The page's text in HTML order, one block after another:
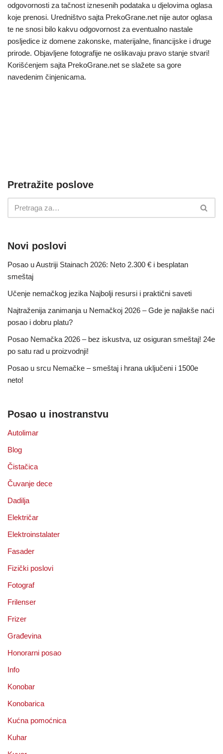
odgovornosti za tačnost iznesenih podataka u djelovima oglasa
koje prenosi. Uredništvo sajta PrekoGrane.net nije autor oglasa
te ne snosi bilo kakvu odgovornost za eventualno nastale
posljedice iz domene zakonske, materijalne, financijske i druge
prirode. Objavljene fotografije ne oslikavaju pravo stanje stvari!
Korišćenjem sajta PrekoGrane.net se slažete sa gore
navedenim činjenicama.
Pretražite poslove
Novi poslovi
Posao u Austriji Stainach 2026: Neto 2.300 € i besplatan
smeštaj
Učenje nemačkog jezika Najbolji resursi i praktični saveti
Najtraženija zanimanja u Nemačkoj 2026 – Gde je najlakše naći
posao i dobru platu?
Posao Nemačka 2026 – bez iskustva, uz osiguran smeštaj! 24e
po satu rad u proizvodnji!
Posao u srcu Nemačke – smeštaj i hrana uključeni i 1500e
neto!
Posao u inostranstvu
Autolimar
Blog
Čistačica
Čuvanje dece
Dadilja
Električar
Elektroinstalater
Fasader
Fizički poslovi
Fotograf
Frilenser
Frizer
Građevina
Honorarni posao
Info
Konobar
Konobarica
Kućna pomoćnica
Kuhar